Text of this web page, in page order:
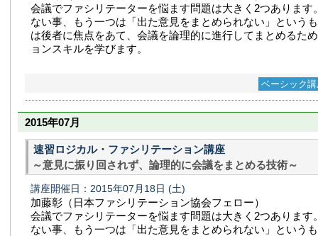
会議でファシリテーターを悩ます問題は大きく2つあります
ない事、もう一つは「出た意見をまとめられない」という
は後者に焦点をあて、会議を論理的に進行してまとめるた
ョンスキルを学びます。
ベーシック
2015年07月
速習ロジカル・ファシリテーション講座
～意見に振り回されず、論理的に会議をまとめる技術～
講座開催日：2015年07月18日 (土)
加藤彰（日本ファシリテーション協会フェロー）
会議でファシリテーターを悩ます問題は大きく2つあります
ない事、もう一つは「出た意見をまとめられない」という